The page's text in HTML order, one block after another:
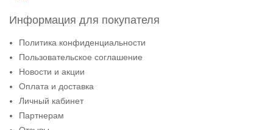
Информация для покупателя
Политика конфиденциальности
Пользовательское соглашение
Новости и акции
Оплата и доставка
Личный кабинет
Партнерам